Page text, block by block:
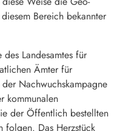
Bereich bekannter
Landesamtes für
Ämter für
Nachwuchskampagne
kommunalen
der Öffentlich bestellten
folgen. Das Herzstück